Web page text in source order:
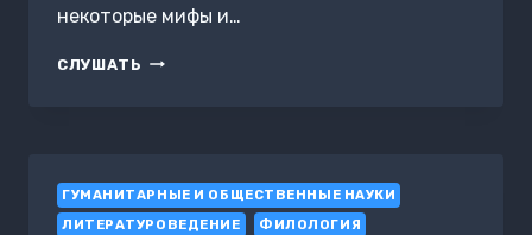
некоторые мифы и…
СЛУШАТЬ ЛИТЕРАТУРНЫЕ
ГУМАНИТАРНЫЕ И ОБЩЕСТВЕННЫЕ НАУКИ
ЛИТЕРАТУРОВЕДЕНИЕ
ФИЛОЛОГИЯ